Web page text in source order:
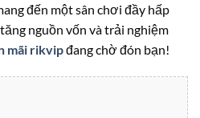
đến một sân chơi đầy hấp
nguồn vốn và trải nghiệm
mãi rikvipđang chờ đón bạn!